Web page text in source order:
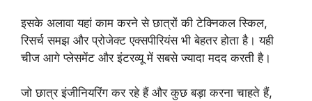
इसके अलावा यहां काम करने से छात्रों की टेक्निकल स्किल,
रिसर्च समझ और प्रोजेक्ट एक्सपीरियंस भी बेहतर होता है। यही
चीज आगे प्लेसमेंट और इंटरव्यू में सबसे ज्यादा मदद करती है।
जो छात्र इंजीनियरिंग कर रहे हैं और कुछ बड़ा करना चाहते हैं,